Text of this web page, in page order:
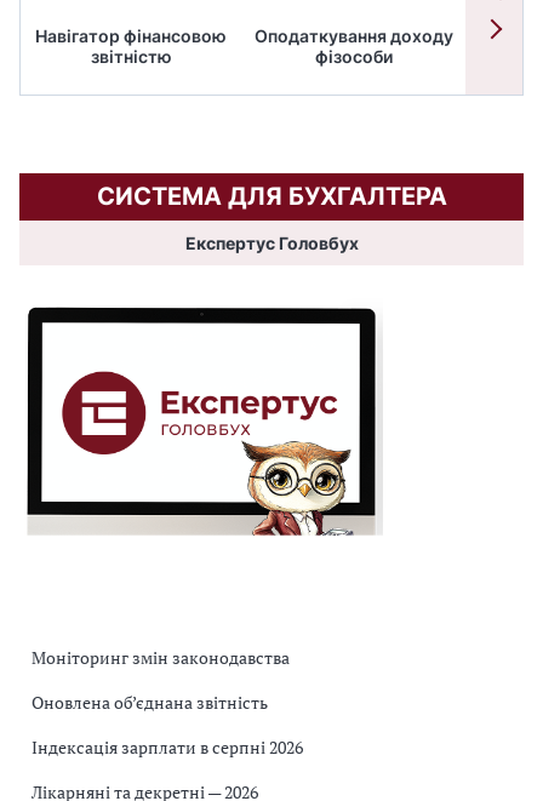
Навігатор фінансовою
звітністю
Оподаткування доходу
фізособи
СИСТЕМА ДЛЯ БУХГАЛТЕРА
Експертус Головбух
Моніторинг змін законодавства
Оновлена об’єднана звітність
Індексація зарплати в серпні 2026
Лікарняні та декретні — 2026